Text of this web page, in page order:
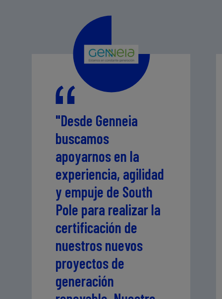
"Desde Genneia
buscamos
apoyarnos en la
experiencia, agilidad
y empuje de South
Pole para realizar la
certificación de
nuestros nuevos
proyectos de
generación